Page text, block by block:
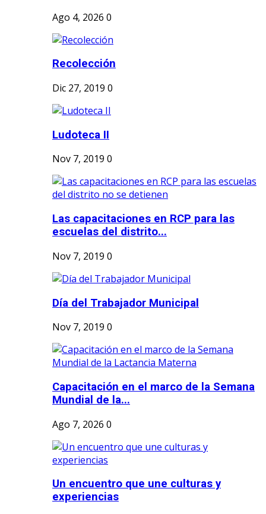
Ago 4, 2026 0
Recolección
Dic 27, 2019 0
Ludoteca II
Nov 7, 2019 0
Las capacitaciones en RCP para las
escuelas del distrito...
Nov 7, 2019 0
Día del Trabajador Municipal
Nov 7, 2019 0
Capacitación en el marco de la Semana
Mundial de la...
Ago 7, 2026 0
Un encuentro que une culturas y
experiencias